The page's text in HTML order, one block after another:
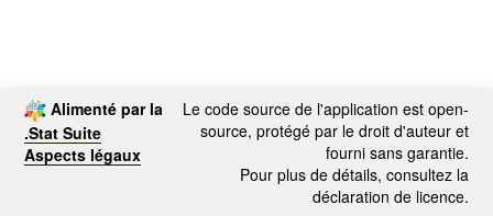
Alimenté par la
.Stat Suite
Aspects légaux
Le code source de l'application est open-
source, protégé par le droit d'auteur et
fourni sans garantie.
Pour plus de détails, consultez la
déclaration de licence.